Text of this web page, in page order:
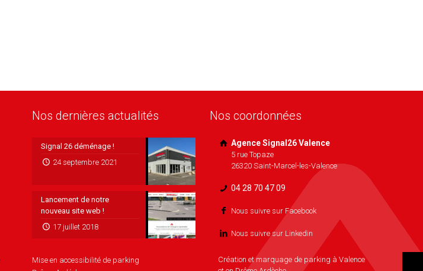
Nos dernières actualités
Signal 26 déménage !
24 septembre 2021
Lancement de notre
nouveau site web !
17 juillet 2018
Mise en accessibilité de parking
Nos coordonnées
Agence Signal26 Valence
5 rue Topaze
26320 Saint-Marcel-les-Valence
04 28 70 47 09
Nous suivre sur Facebook
Nous suivre sur Linkedin
Création et marquage de parking à Valence